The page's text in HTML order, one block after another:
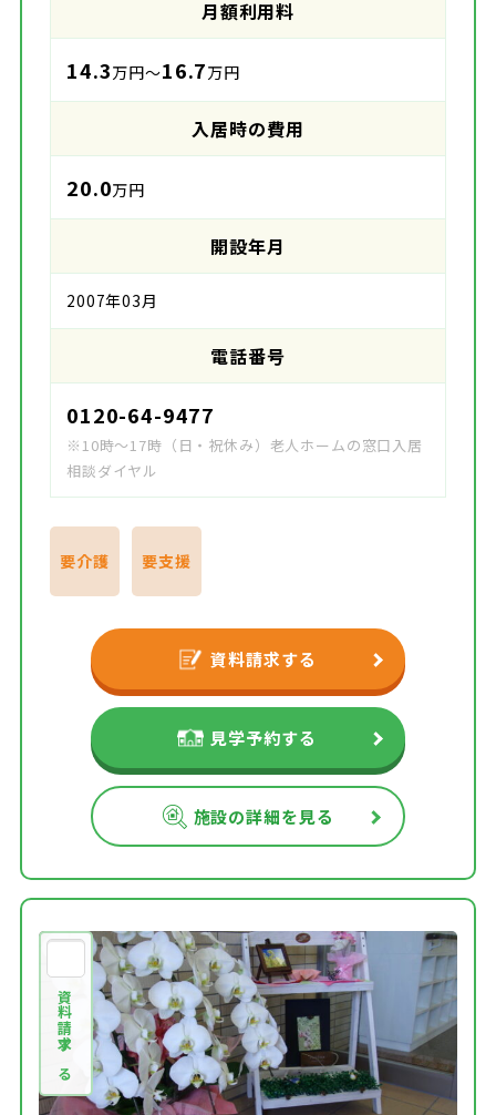
月額利用料
14.3万円～16.7万円
入居時の費用
20.0万円
開設年月
2007年03月
電話番号
0120-64-9477
※10時～17時（日・祝休み）老人ホームの窓口入居
相談ダイヤル
要介護 要支援
資料請求する
見学予約する
施設の詳細を見る
資料請求する